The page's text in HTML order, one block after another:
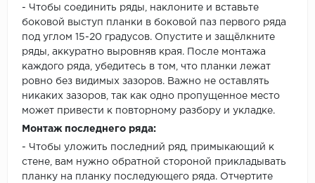
- Чтобы соединить ряды, наклоните и вставьте
боковой выступ планки в боковой паз первого ряда
под углом 15-20 градусов. Опустите и защёлкните
ряды, аккуратно выровняв края. После монтажа
каждого ряда, убедитесь в том, что планки лежат
ровно без видимых зазоров. Важно не оставлять
никаких зазоров, так как одно пропущенное место
может привести к повторному разбору и укладке.
Монтаж последнего ряда:
- Чтобы уложить последний ряд, примыкающий к
стене, вам нужно обратной стороной прикладывать
планку на планку последующего ряда. Отчертите